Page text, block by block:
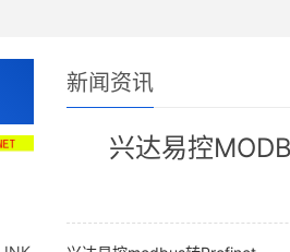
新闻资讯
兴达易控